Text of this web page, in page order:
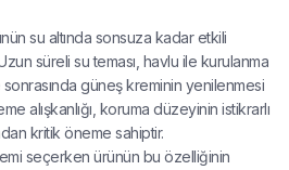
su altında sonsuza kadar etkili
süreli su teması, havlu ile kurulanma
güneş kreminin yenilenmesi
alışkanlığı, koruma düzeyinin istikrarlı
kritik öneme sahiptir.
seçerken ürünün bu özelliğinin